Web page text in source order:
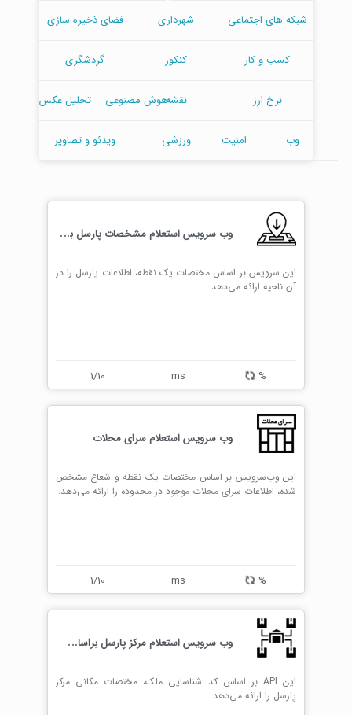
شبکه های اجتماعی شهرداری فضای ذخیره سازی
کسب و کار کنکور گردشگری
نرخ ارز نقشههوش مصنوعی تحلیل عکس
وب امنیت ورزشی ویدئو و تصاویر
و
ب سرویس استعلام مشخصات پارسل بر اساس مختصات جغرافیایی
این سرویس بر اساس مختصات یک نقطه، اطلاعات پارسل را در
آن ناحیه ارائه می‌دهد.
%
ms
1/10
وب سرویس استعلام سرای محلات
این وب‌سرویس بر اساس مختصات یک نقطه و شعاع مشخص
شده، اطلاعات سرای محلات موجود در محدوده را ارائه می‌دهد.
%
ms
1/10
و
ب سرویس استعلام مرکز پارسل براساس کد شناسایی ملک
این API بر اساس کد شناسایی ملک، مختصات مکانی مرکز
پارسل را ارائه می‌دهد.